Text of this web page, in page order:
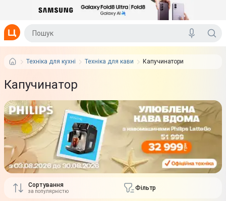
Техніка для кухні Техніка для кави Капучинатори
Капучинатор
Сортування
за популярністю Фільтр